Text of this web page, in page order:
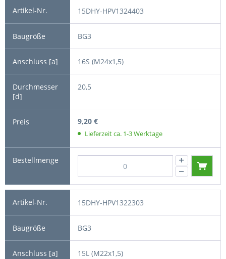
15DHY-HPV1324403
BG3
16S (M24x1,5)
20,5
9,20 €
Lieferzeit ca. 1-3 Werktage
15DHY-HPV1322303
BG3
15L (M22x1,5)